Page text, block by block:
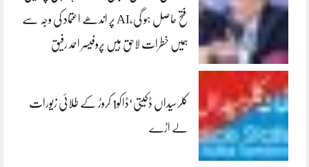
فتح حاصل ہو گی،AI پر اندھے اعتماد کی وجہ سے
ہمیں خطرات لاحق ہیں پروفیسر احمد رفیق
کلرسیداں ڈکیتی‘ڈاکو1 کروڑ کے طلائی زیورات
لے اڑے